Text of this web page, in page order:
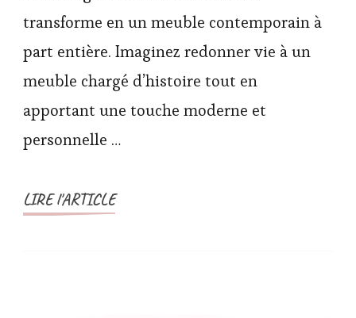
transforme en un meuble contemporain à
part entière. Imaginez redonner vie à un
meuble chargé d’histoire tout en
apportant une touche moderne et
personnelle …
LIRE l'ARTICLE